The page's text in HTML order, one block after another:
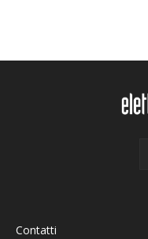
Contatti